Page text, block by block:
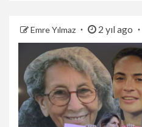
Emre Yılmaz 2 yıl ago